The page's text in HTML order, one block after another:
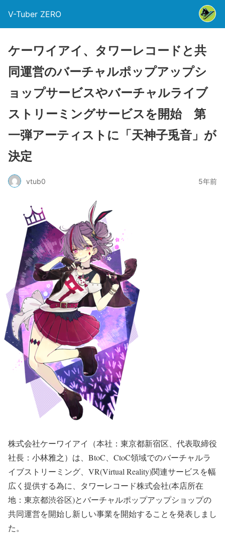
V-Tuber ZERO
ケーワイアイ、タワーレコードと共
同運営のバーチャルポップアップシ
ョップサービスやバーチャルライブ
ストリーミングサービスを開始 第
一弾アーティストに「天神子兎音」が
決定
vtub0 5年前
株式会社ケーワイアイ（本社：東京都新宿区、代表取締役
社長：小林雅之）は、BtoC、CtoC領域でのバーチャルラ
イブストリーミング、VR(Virtual Reality)関連サービスを幅
広く提供する為に、タワーレコード株式会社(本店所在
地：東京都渋谷区)とバーチャルポップアップショップの
共同運営を開始し新しい事業を開始することを発表しまし
た。